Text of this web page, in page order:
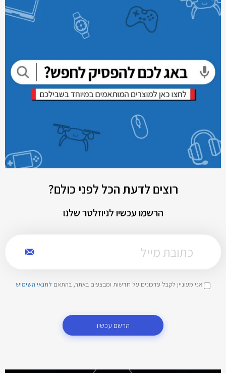
רוצים לדעת הכל לפני כולם?
הרשמו עכשיו לניוזלטר שלנו
אני מעוניין לקבל עדכונים על חדשות ומבצעים באתר, בהתאם לתנאי השימוש
הרשם עכשיו